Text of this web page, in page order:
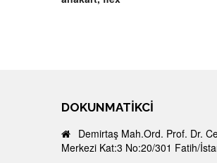
DOKUNMATIKCI
Demirtaş Mah.Ord. Prof. Dr.
Merkezi Kat:3 No:20/301 Fatih/